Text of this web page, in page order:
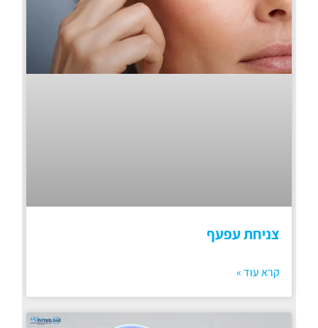
צניחת עפעף
קרא עוד »